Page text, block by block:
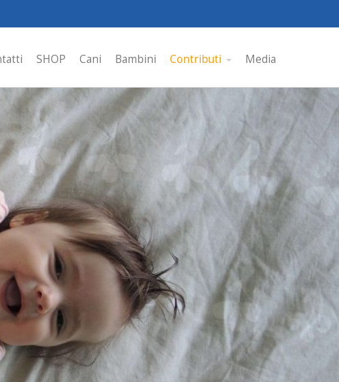
SHOP Cani Bambini Contributi Media